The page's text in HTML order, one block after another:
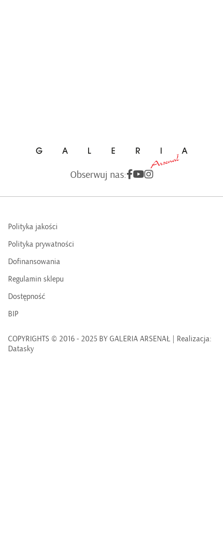
Obserwuj nas:
Polityka jakości
Polityka prywatności
Dofinansowania
Regulamin sklepu
Dostępność
BIP
COPYRIGHTS © 2016 - 2025 BY GALERIA ARSENAŁ | Realizacja:
Datasky